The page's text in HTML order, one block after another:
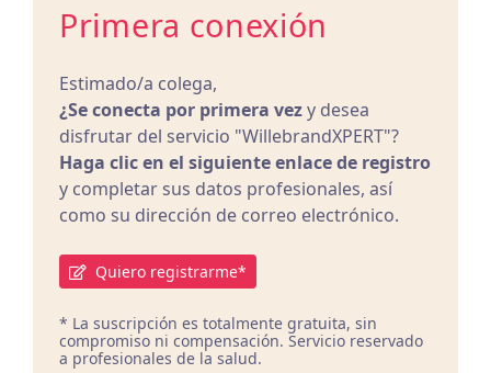
Primera conexión
Estimado/a colega,
¿Se conecta por primera vezy desea
disfrutar del servicio "WillebrandXPERT"?
Haga clic en el siguiente enlace de registro
y completar sus datos profesionales, así
como su dirección de correo electrónico.
Quiero registrarme*
* La suscripción es totalmente gratuita, sin
compromiso ni compensación. Servicio reservado
a profesionales de la salud.